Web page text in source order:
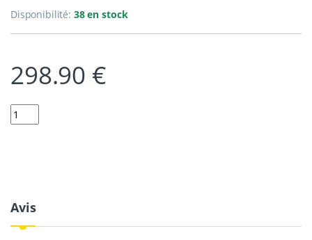
Disponibilité: 38 en stock
298.90 €
Quantity
Avis